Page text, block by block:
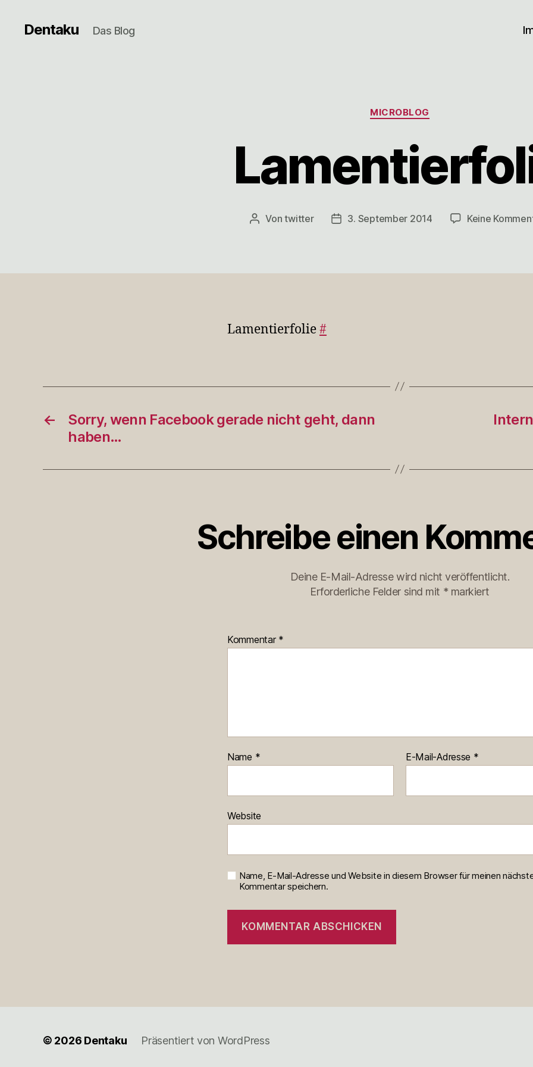
Dentaku Das Blog
Kategorien
MICROBLOG
Beitragsautor
Vontwitter Veröffentlichungsdatum
3. September 2014 Keine
Lamentierfolie#
←
Sorry, wenn Facebook gerade nicht geht, dann
haben…
Schreibe einen
Deine E-Mail-Adresse wird nicht veröffentlicht.
Erforderliche Felder sind mit * markiert
Kommentar *
Name * E-Mail-Adresse *
Website
Name, E-Mail-Adresse und Website in diesem Browser für meinen
Kommentar speichern.
© 2026 Dentaku Präsentiert von WordPress